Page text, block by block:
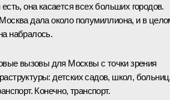
она касается всех больших городов.
дала около полумиллиона, и в
набралось.
вызовы для Москвы с точки зрения
детских садов, школ,
Конечно, транспорт.